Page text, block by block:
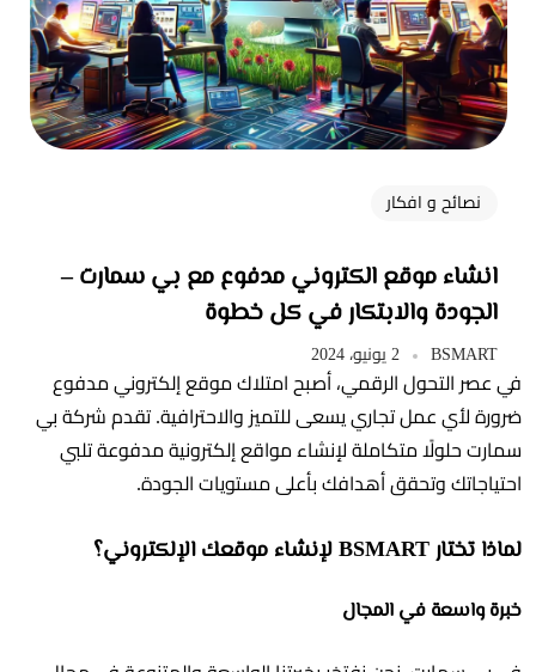
نصائح و افكار
انشاء موقع الكتروني مدفوع مع بي سمارت –
الجودة والابتكار في كل خطوة
BSMART 2 يونيو، 2024
في عصر التحول الرقمي، أصبح امتلاك موقع إلكتروني مدفوع
ضرورة لأي عمل تجاري يسعى للتميز والاحترافية. تقدم شركة بي
سمارت حلولًا متكاملة لإنشاء مواقع إلكترونية مدفوعة تلبي
احتياجاتك وتحقق أهدافك بأعلى مستويات الجودة.
لماذا تختار BSMART لإنشاء موقعك الإلكتروني؟
خبرة واسعة في المجال